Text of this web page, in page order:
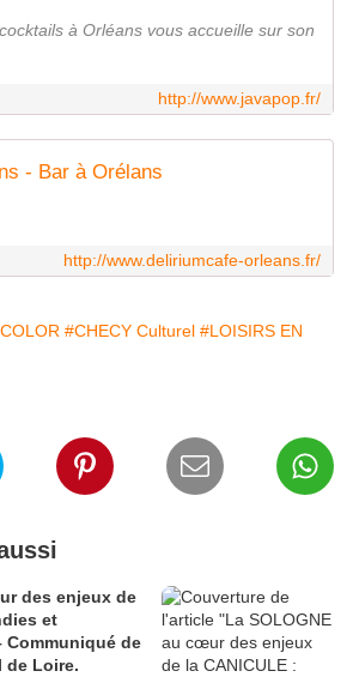
à Orléans vous accueille sur son
http://www.javapop.fr/
- Bar à Orélans
http://www.deliriumcafe-orleans.fr/
#CHECY Culturel #LOISIRS EN
des enjeux de
et
Communiqué de
de Loire.